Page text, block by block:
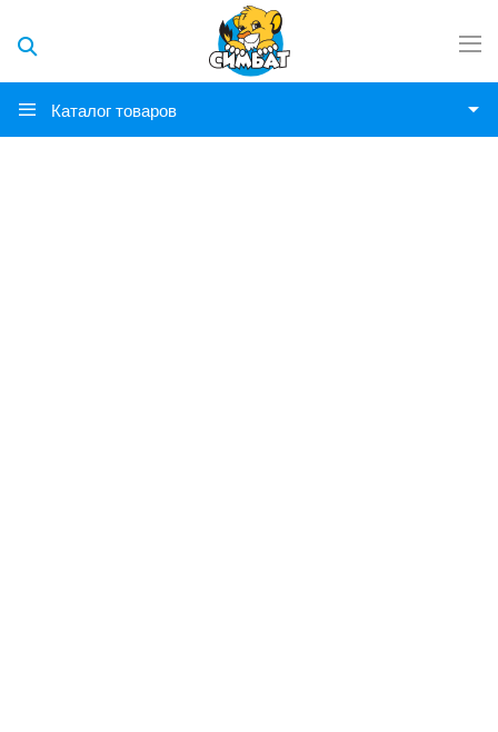
Каталог товаров